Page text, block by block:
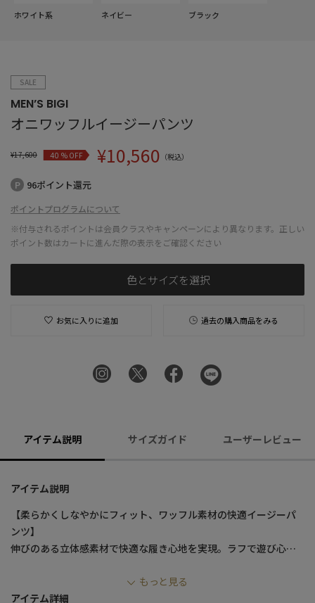
ホワイト系 ネイビー ブラック
SALE
MEN’S BIGI
オニワッフルイージーパンツ
¥17,600 40 % OFF ¥10,560 （税込）
96ポイント還元
ポイントプログラムについて
※付与されるポイントは会員クラスやキャンペーンにより異なります。正しい
ポイント数はカートに進んだ際の表示をご確認ください
色とサイズを選択
お気に入りに追加 過去の購入商品をみる
アイテム説明 サイズガイド ユーザーレビュー
アイテム説明
【柔らかくしなやかにフィット、ワッフル素材の快適イージーパ
ンツ】
伸びのある立体感素材で快適な履き心地を実現。ラフで遊び心あ
もっと見る
アイテム詳細